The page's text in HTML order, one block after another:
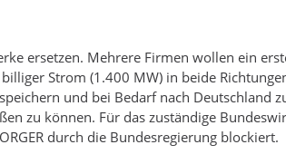
ersetzen. Mehrere Firmen wollen ein
Strom (1.400 MW) in beide
und bei Bedarf nach Deutschland
zu können. Für das zuständige
durch die Bundesregierung blockiert.